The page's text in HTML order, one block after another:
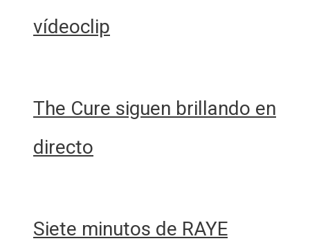
vídeoclip
The Cure siguen brillando en
directo
Siete minutos de RAYE